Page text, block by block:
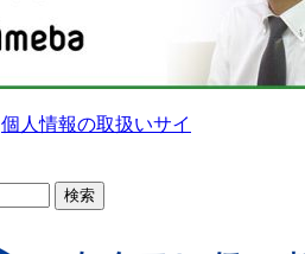
個人情報の取扱いサイ